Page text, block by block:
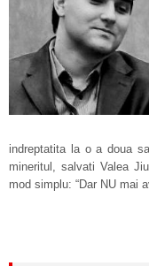
indreptatita la o a doua
mineritul, salvati Valea
mod simplu: “Dar NU mai